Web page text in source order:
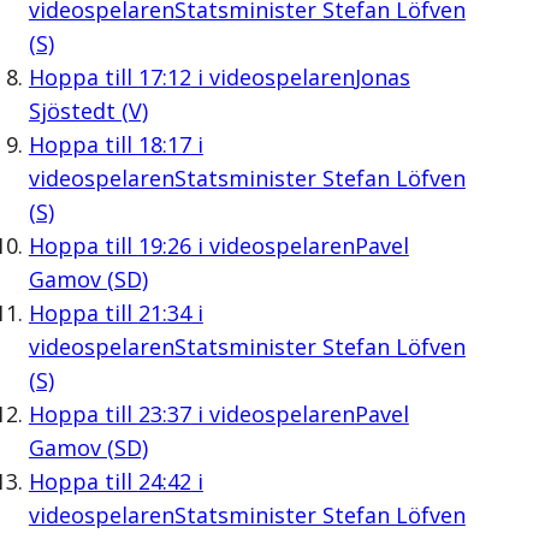
videospelarenStatsminister Stefan Löfven
(S)
Hoppa till 17:12 i videospelarenJonas
Sjöstedt (V)
Hoppa till 18:17i
videospelarenStatsminister Stefan Löfven
(S)
Hoppa till 19:26i videospelarenPavel
Gamov (SD)
Hoppa till 21:34i
videospelarenStatsminister Stefan Löfven
(S)
Hoppa till 23:37i videospelarenPavel
Gamov (SD)
Hoppa till 24:42 i
videospelarenStatsminister Stefan Löfven